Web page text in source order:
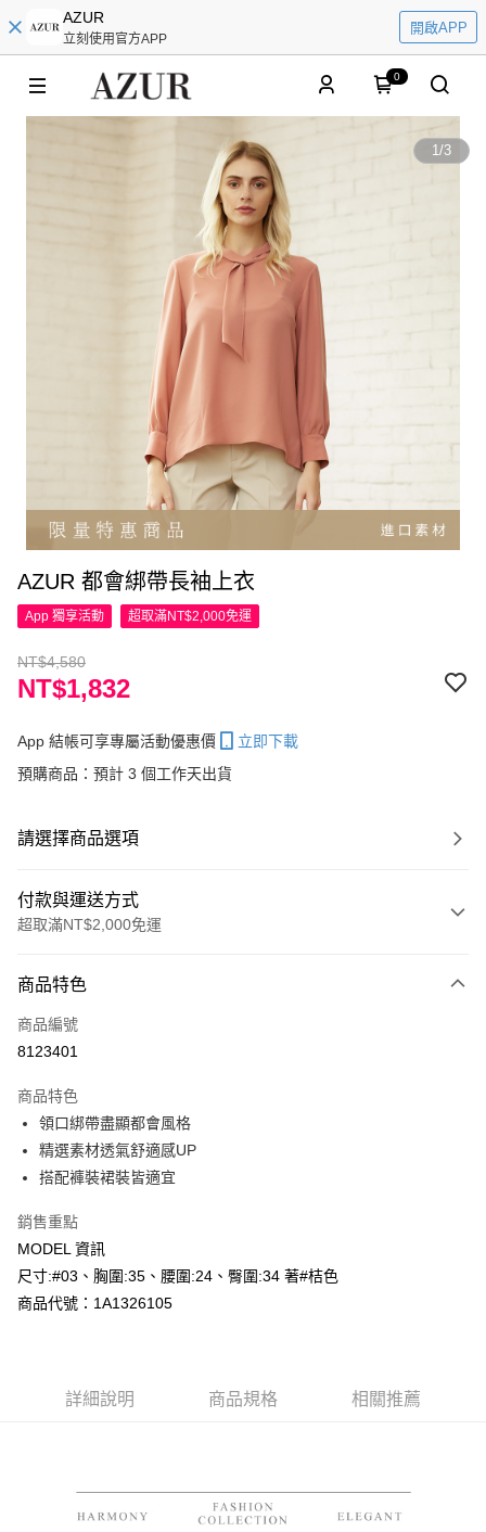
AZUR
立刻使用官方APP
開啟APP
0
1/3
AZUR 都會綁帶長袖上衣
App 獨享活動 超取滿NT$2,000免運
NT$4,580
NT$1,832
App 結帳可享專屬活動優惠價
立即下載
預購商品：預計 3 個工作天出貨
請選擇商品選項
付款與運送方式
超取滿NT$2,000免運
信用卡一次付款
超商取貨付款
Apple Pay
悠遊付
AFTEE先享後付
相關說明
AFTEE先享後付是「在收到商品之後才付款」的支付方式。 讓您購物簡單
３．安心：先確認商品／服務後，再付款。
３．收到繳費通知簡訊後14天內，點擊此簡訊中的連結，可透過四大超商／
ATM／網路銀行／等多元方式進行付款，方視為交易完成。
7-11--滿2000元免運
每筆NT$60，滿NT$2,000(含以上)免運費
商品特色
商品編號
8123401
商品特色
領口綁帶盡顯都會風格
精選素材透氣舒適感UP
搭配褲裝裙裝皆適宜
銷售重點
MODEL 資訊
尺寸:#03、胸圍:35、腰圍:24、臀圍:34 著#桔色
商品代號：1A1326105
詳細說明 商品規格 相關推薦